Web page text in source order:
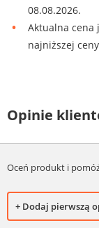
08.08.2026.
Aktualna cena
najniższej
Opinie
Oceń produkt i
+ Dodaj pierwszą